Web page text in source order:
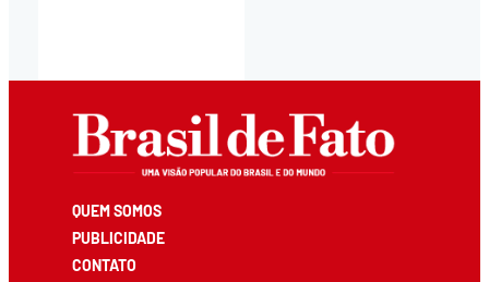
QUEM SOMOS
PUBLICIDADE
CONTATO